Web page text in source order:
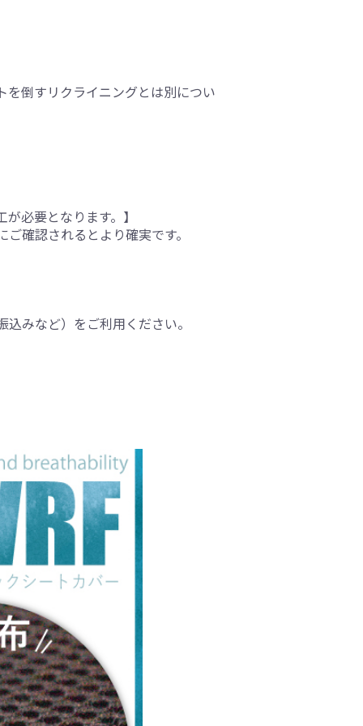
倒すリクライニングとは別につい
必要となります。】
確認されるとより確実です。
みなど）をご利用ください。